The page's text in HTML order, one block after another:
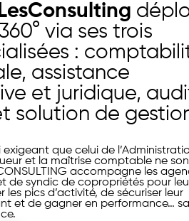
via ses trois
:
assistance
et juridique,
solution de
exigeant que celui de
et la maîtrise comptable ne
accompagne les
de syndic de copropriétés pour
les pics d’activité, de sécuriser leur
et de gagner en performance…